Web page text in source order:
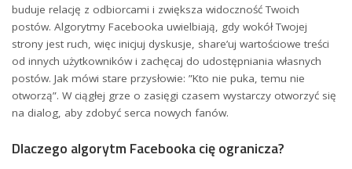
buduje relację z ​odbiorcami i ‌zwiększa widoczność Twoich
⁣postów. Algorytmy⁢ Facebooka⁢ uwielbiają,⁤ gdy wokół Twojej⁤
strony jest ‌ruch, więc inicjuj dyskusje, share’uj wartościowe‌ treści
⁣od innych użytkowników ⁣i zachęcaj do udostępniania własnych⁣
postów.⁤ Jak mówi ⁢stare ‍przysłowie: ​”Kto nie puka, ⁢temu nie
otworzą”. W ciągłej grze o zasięgi czasem wystarczy otworzyć⁤ się
na dialog, aby ‍zdobyć serca nowych fanów.
Dlaczego ​algorytm Facebooka cię ​ogranicza?